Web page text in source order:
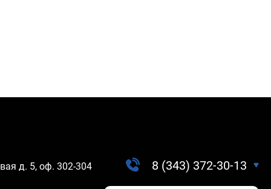
д. 5, оф. 302-304 8 (343) 372-30-13